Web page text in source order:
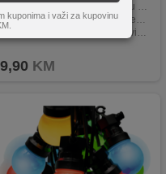
kuponima i važi za kupovinu
10 unutarnjih LED lampica u boji toplo bijele.
Napajanje putem 3 AAA baterije.
Sigurno i energetski učinkovito napajanje.
9,90 KM